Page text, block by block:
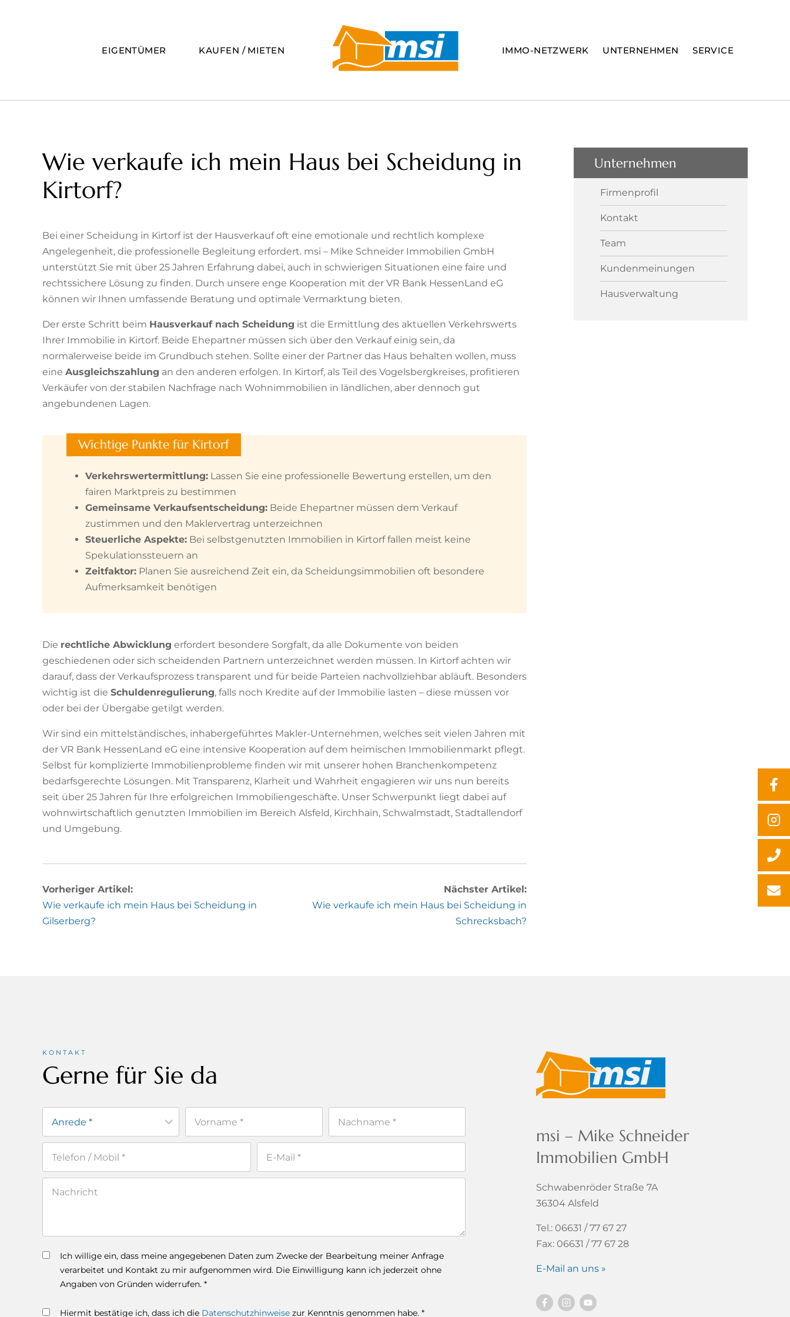
EIGENTÜMER
KAUFEN / MIETEN IMMO-NETZWERK UNTERNEHMEN SERVICE
Wie verkaufe ich mein Haus bei Scheidung in
Kirtorf?
Bei einer Scheidung in Kirtorf ist der Hausverkauf oft eine emotionale und rechtlich komplexe
Angelegenheit, die professionelle Begleitung erfordert. msi – Mike Schneider Immobilien GmbH
unterstützt Sie mit über 25 Jahren Erfahrung dabei, auch in schwierigen Situationen eine faire und
rechtssichere Lösung zu finden. Durch unsere enge Kooperation mit der VR Bank HessenLand eG
können wir Ihnen umfassende Beratung und optimale Vermarktung bieten.
Der erste Schritt beim Hausverkauf nach Scheidung ist die Ermittlung des aktuellen Verkehrswerts
Ihrer Immobilie in Kirtorf. Beide Ehepartner müssen sich über den Verkauf einig sein, da
normalerweise beide im Grundbuch stehen. Sollte einer der Partner das Haus behalten wollen, muss
eine Ausgleichszahlung an den anderen erfolgen. In Kirtorf, als Teil des Vogelsbergkreises, profitieren
Verkäufer von der stabilen Nachfrage nach Wohnimmobilien in ländlichen, aber dennoch gut
angebundenen Lagen.
Wichtige Punkte für Kirtorf
Verkehrswertermittlung: Lassen Sie eine professionelle Bewertung erstellen, um den
fairen Marktpreis zu bestimmen
Gemeinsame Verkaufsentscheidung: Beide Ehepartner müssen dem Verkauf
zustimmen und den Maklervertrag unterzeichnen
Steuerliche Aspekte: Bei selbstgenutzten Immobilien in Kirtorf fallen meist keine
Spekulationssteuern an
Zeitfaktor: Planen Sie ausreichend Zeit ein, da Scheidungsimmobilien oft besondere
Aufmerksamkeit benötigen
Die rechtliche Abwicklung erfordert besondere Sorgfalt, da alle Dokumente von beiden
geschiedenen oder sich scheidenden Partnern unterzeichnet werden müssen. In Kirtorf achten wir
darauf, dass der Verkaufsprozess transparent und für beide Parteien nachvollziehbar abläuft. Besonders
wichtig ist die Schuldenregulierung, falls noch Kredite auf der Immobilie lasten – diese müssen vor
oder bei der Übergabe getilgt werden.
Wir sind ein mittelständisches, inhabergeführtes Makler-Unternehmen, welches seit vielen Jahren mit
der VR Bank HessenLand eG eine intensive Kooperation auf dem heimischen Immobilienmarkt pflegt.
Selbst für komplizierte Immobilienprobleme finden wir mit unserer hohen Branchenkompetenz
bedarfsgerechte Lösungen. Mit Transparenz, Klarheit und Wahrheit engagieren wir uns nun bereits
seit über 25 Jahren für Ihre erfolgreichen Immobiliengeschäfte. Unser Schwerpunkt liegt dabei auf
wohnwirtschaftlich genutzten Immobilien im Bereich Alsfeld, Kirchhain, Schwalmstadt, Stadtallendorf
und Umgebung.
Vorheriger Artikel:
Wie verkaufe ich mein Haus bei Scheidung in
Gilserberg?
Nächster Artikel:
Wie verkaufe ich mein Haus bei Scheidung in
Schrecksbach?
Unternehmen
Firmenprofil
Kontakt
Team
Kundenmeinungen
Hausverwaltung
KONTAKT
Gerne für Sie da
Ich willige ein, dass meine angegebenen Daten zum Zwecke der Bearbeitung meiner Anfrage
verarbeitet und Kontakt zu mir aufgenommen wird. Die Einwilligung kann ich jederzeit ohne
Angaben von Gründen widerrufen. *
Hiermit bestätige ich, dass ich die Datenschutzhinweise zur Kenntnis genommen habe. *
msi – Mike Schneider
Immobilien GmbH
Schwabenröder Straße 7A
36304 Alsfeld
Tel.: 06631 / 77 67 27
Fax: 06631 / 77 67 28
E-Mail an uns »